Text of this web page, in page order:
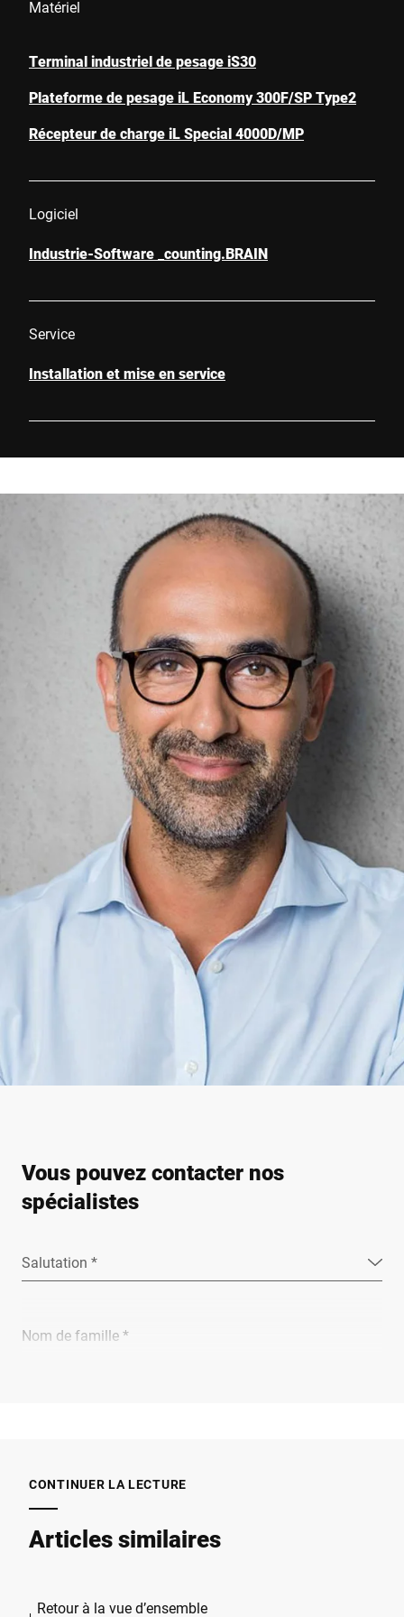
Matériel
Terminal industriel de pesage iS30
Plateforme de pesage iL Economy 300F/SP Type2
Récepteur de charge iL Special 4000D/MP
Logiciel
Industrie-Software _counting.BRAIN
Service
Installation et mise en service
Vous pouvez contacter nos
spécialistes
Salutation *
Nom de famille *
E-Mail *
CONTINUER LA LECTURE
Articles similaires
Retour à la vue d’ensemble